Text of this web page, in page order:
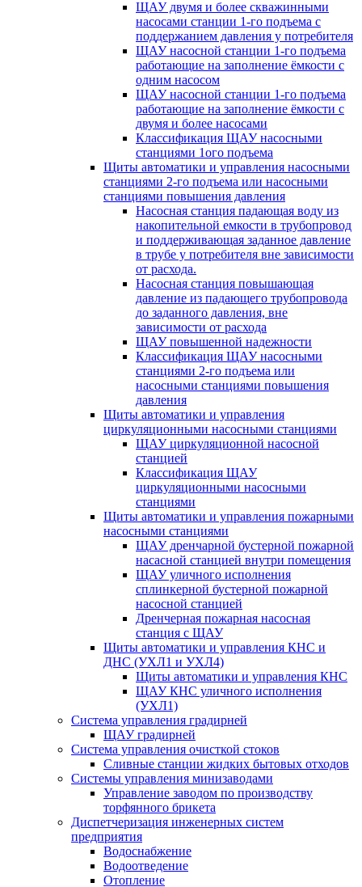
ЩАУ двумя и более скважинными
насосами станции 1-го подъема с
поддержанием давления у потребителя
ЩАУ насосной станции 1-го подъема
работающие на заполнение ёмкости с
одним насосом
ЩАУ насосной станции 1-го подъема
работающие на заполнение ёмкости с
двумя и более насосами
Классификация ЩАУ насосными
станциями 1ого подъема
Щиты автоматики и управления насосными
станциями 2-го подъема или насосными
станциями повышения давления
Насосная станция падающая воду из
накопительной емкости в трубопровод
и поддерживающая заданное давление
в трубе у потребителя вне зависимости
от расхода.
Насосная станция повышающая
давление из падающего трубопровода
до заданного давления, вне
зависимости от расхода
ЩАУ повышенной надежности
Классификация ЩАУ насосными
станциями 2-го подъема или
насосными станциями повышения
давления
Щиты автоматики и управления
циркуляционными насосными станциями
ЩАУ циркуляционной насосной
станцией
Классификация ЩАУ
циркуляционными насосными
станциями
Щиты автоматики и управления пожарными
насосными станциями
ЩАУ дренчарной бустерной пожарной
насасной станцией внутри помещения
ЩАУ уличного исполнения
сплинкерной бустерной пожарной
насосной станцией
Дренчерная пожарная насосная
станция с ЩАУ
Щиты автоматики и управления КНС и
ДНС (УХЛ1 и УХЛ4)
Щиты автоматики и управления КНС
ЩАУ КНС уличного исполнения
(УХЛ1)
Система управления градирней
ЩАУ градирней
Система управления очисткой стоков
Сливные станции жидких бытовых отходов
Системы управления минизаводами
Управление заводом по производству
торфянного брикета
Диспетчеризация инженерных систем
предприятия
Водоснабжение
Водоотведение
Отопление